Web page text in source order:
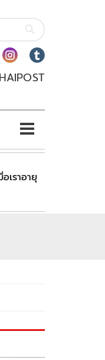
อเราอายุ